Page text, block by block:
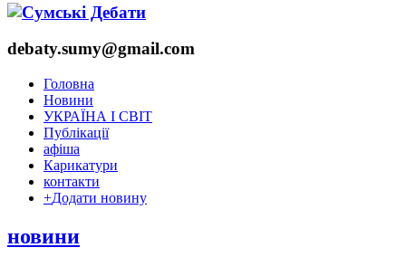
debaty.sumy@gmail.com
Головна
Новини
УКРАЇНА І СВІТ
Публікації
афіша
Карикатури
контакти
+Додати новину
новини